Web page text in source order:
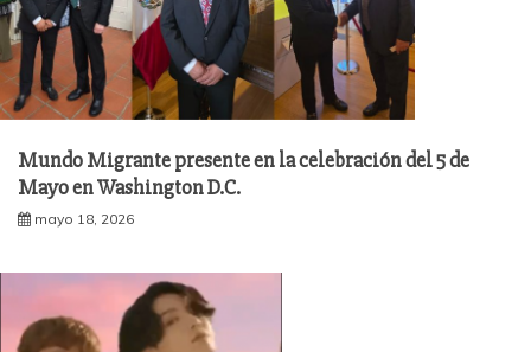
Mundo Migrante presente en la celebración del 5 de
Mayo en Washington D.C.
mayo 18, 2026